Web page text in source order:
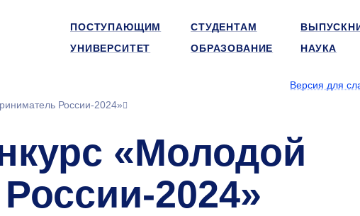
ПОСТУПАЮЩИМ СТУДЕНТАМ
УНИВЕРСИТЕТ
ОБРАЗОВАНИЕ НАУКА
Версия для
России-2024»
«Молодой
2024»